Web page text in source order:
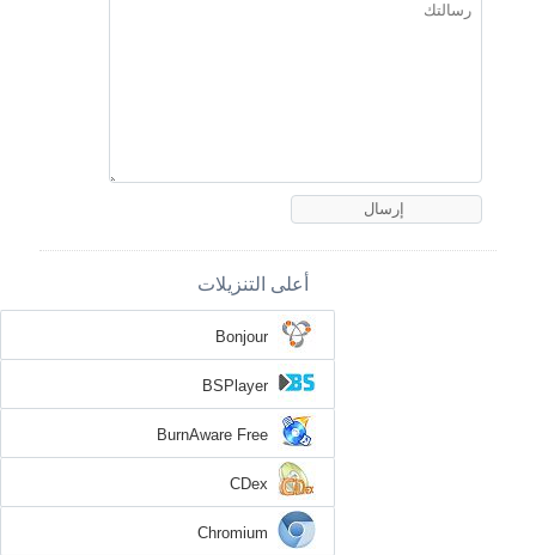
أعلى التنزيلات
Bonjour
BSPlayer
BurnAware Free
CDex
Chromium